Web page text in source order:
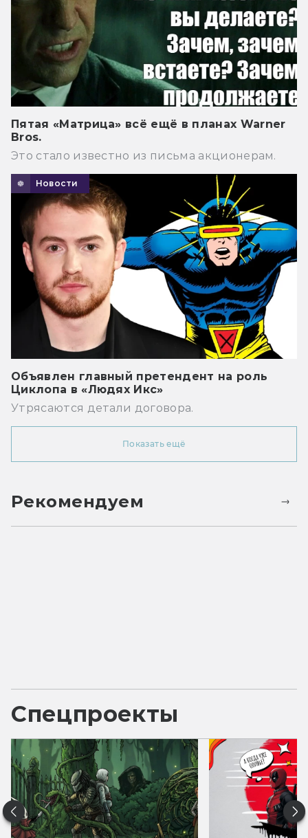
Пятая «Матрица» всё ещё в планах Warner
Bros.
Это стало известно из письма акционерам.
Новости
Объявлен главный претендент на роль
Циклопа в «Людях Икс»
Утрясаются детали договора.
Показать ещё
Рекомендуем
Спецпроекты